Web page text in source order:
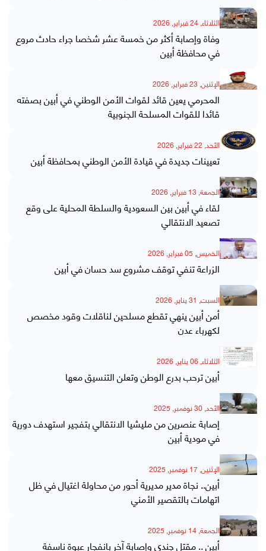
الثلاثاء, 24 فبراير, 2026
وفاة وإصابة أكثر من خمسة عشر شخصا جراء حادث مروع
في محافظة أبين
الإثنين, 23 فبراير, 2026
المحرمي يعين قائد لقوات الأمن الوطني في أبين بصفته
قائدا للقوات المسلحة الجنوبية
الأحد, 22 فبراير, 2026
تعيينات جديدة في قيادة الأمن الوطني بمحافظة أبين
الجمعة, 13 فبراير, 2026
لقاء في أبين بين السعودية والسلطة المحلية على وقع
تصعيد الانتقالي
الخميس, 05 فبراير, 2026
الزراعة تنفي توقف مشروع سد حسان في أبين
السبت, 31 يناير, 2026
أمن أبين ينهي تقطع مسلحين لناقلات وقود مخصص
لكهرباء عدن
الثلاثاء, 06 يناير, 2026
أبين ترحب بدرع الوطن وتعلن التنسيق معها
الأحد, 30 نوفمبر, 2025
إصابة عنصرين من مليشيا الانتقالي بتفجير استهدف دورية
في مودية أبين
الإثنين, 17 نوفمبر, 2025
أبين.. نجاة مدير مديرية أحور من محاولة اغتيال في ظل
اتهامات بالتقصير الأمني
الجمعة, 14 نوفمبر, 2025
أبين .. مقتل جندي وإصابة آخر بانفجار عبوة ناسفة